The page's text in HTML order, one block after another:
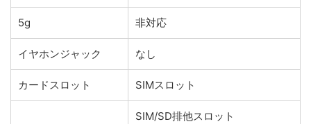
5g 非対応
イヤホンジャック なし
カードスロット SIMスロット
SIM/SD排他スロット